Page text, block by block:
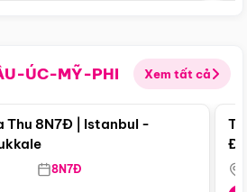
ÚC-MỸ-PHI Xem tất cả
Điểm nổi bật
Thu 8N7Đ | Istanbul -
8N7Đ